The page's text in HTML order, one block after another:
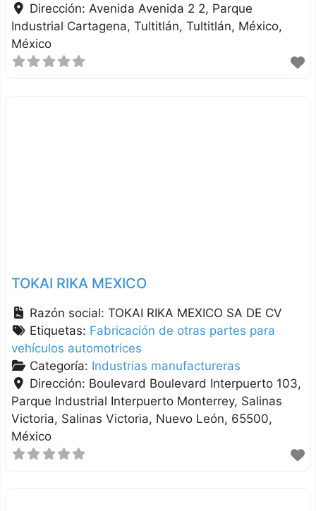
Dirección: Avenida Avenida 2 2, Parque
Industrial Cartagena, Tultitlán Tultitlán México
México
TOKAI RIKA MEXICO
Razón social:TOKAI RIKA MEXICO SA DE CV
Etiquetas: Fabricación de otras partes para
vehículos automotrices
Categoría: Industrias manufactureras
Dirección: Boulevard Boulevard Interpuerto 103,
Parque Industrial Interpuerto Monterrey, Salinas
Victoria Salinas Victoria Nuevo León 65500
México